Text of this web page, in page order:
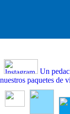
Un
nuestros paquetes de